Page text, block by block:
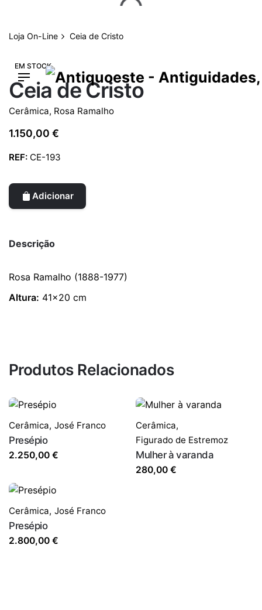
content
Loja On-Line Ceia de Cristo
EM STOCK
Ceia de Cristo
Cerâmica, Rosa Ramalho
1.150,00 €
REF: CE-193
Adicionar
Descrição
Rosa Ramalho (1888-1977)
Altura: 41×20 cm
Produtos Relacionados
Cerâmica, José Franco
Presépio
2.250,00 €
Cerâmica,
Figurado de Estremoz
Mulher à varanda
280,00 €
Cerâmica, José Franco
Presépio
2.800,00 €